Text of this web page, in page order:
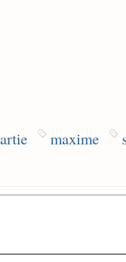
maxime